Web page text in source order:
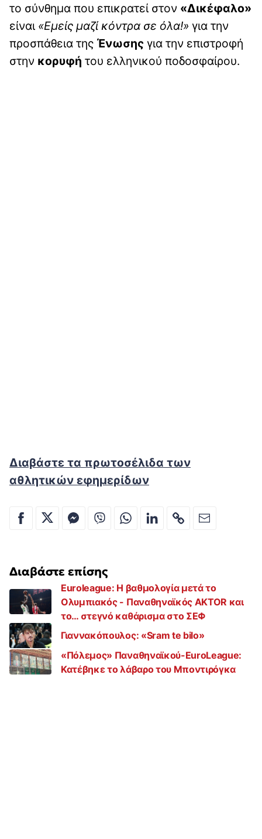
το σύνθημα που επικρατεί στον «Δικέφαλο»
είναι «Εμείς μαζί κόντρα σε όλα!» για την
προσπάθεια της Ένωσης για την επιστροφή
στην κορυφή του ελληνικού ποδοσφαίρου.
Διαβάστε τα πρωτοσέλιδα των
αθλητικών εφημερίδων
Διαβάστε επίσης
Euroleague: Η βαθμολογία μετά το
Ολυμπιακός - Παναθηναϊκός AKTOR και
το… στεγνό καθάρισμα στο ΣΕΦ
Γιαννακόπουλος: «Sram te bilo»
«Πόλεμος» Παναθηναϊκού-EuroLeague:
Κατέβηκε το λάβαρο του Μποντιρόγκα